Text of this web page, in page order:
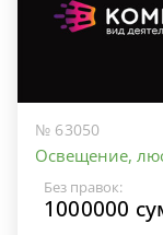
№ 63050
Освещение,
Без правок:
1000000